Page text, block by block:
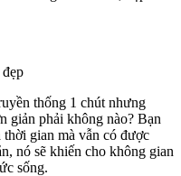
thống 1 chút nhưng
giản phải không nào? Bạn
gian mà vẫn có được
nó sẽ khiến cho không gian
sống.